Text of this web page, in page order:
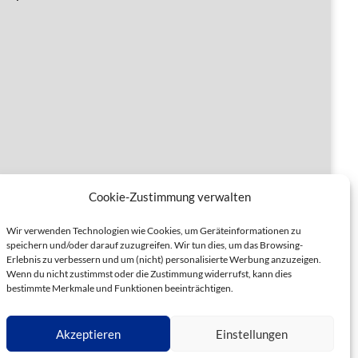
Cookie-Zustimmung verwalten
Wir verwenden Technologien wie Cookies, um Geräteinformationen zu
speichern und/oder darauf zuzugreifen. Wir tun dies, um das Browsing-
Erlebnis zu verbessern und um (nicht) personalisierte Werbung anzuzeigen.
Wenn du nicht zustimmst oder die Zustimmung widerrufst, kann dies
bestimmte Merkmale und Funktionen beeinträchtigen.
Akzeptieren Einstellungen